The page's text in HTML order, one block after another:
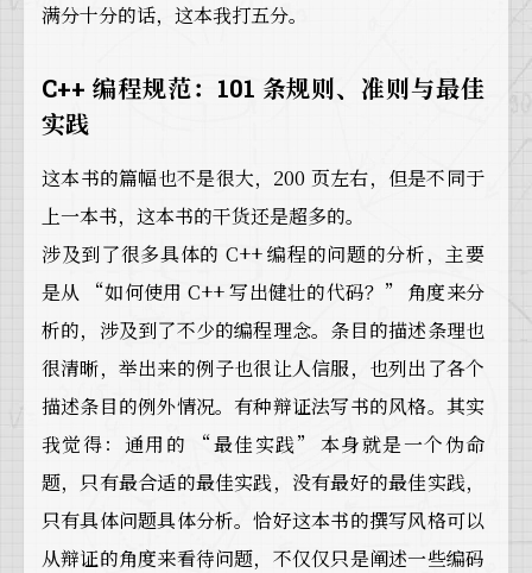
满分十分的话，这本我打五分。
C++ 编程规范：101 条规则、准则与最佳
实践
这本书的篇幅也不是很大，200 页左右，但是不同于
上一本书，这本书的干货还是超多的。
涉及到了很多具体的 C++ 编程的问题的分析，主要
是从 “如何使用 C++ 写出健壮的代码？” 角度来分
析的，涉及到了不少的编程理念。条目的描述条理也
很清晰，举出来的例子也很让人信服，也列出了各个
描述条目的例外情况。有种辩证法写书的风格。其实
我觉得：通用的 “最佳实践” 本身就是一个伪命
题，只有最合适的最佳实践，没有最好的最佳实践，
只有具体问题具体分析。恰好这本书的撰写风格可以
从辩证的角度来看待问题，不仅仅只是阐述一些编码